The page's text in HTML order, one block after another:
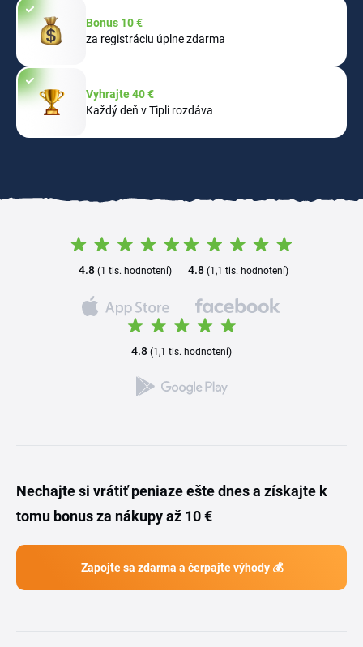
Bonus 10 €
za registráciu úplne zdarma
Vyhrajte 40 €
Každý deň v Tipli rozdáva
4.8 (1 tis. hodnotení) 4.8(1,1 tis. hodnotení)
4.8 (1,1 tis. hodnotení)
Nechajte si vrátiť peniaze ešte dnes a získajte k
tomu bonus za nákupy až 10 €
Zapojte sa zdarma a čerpajte výhody 💰